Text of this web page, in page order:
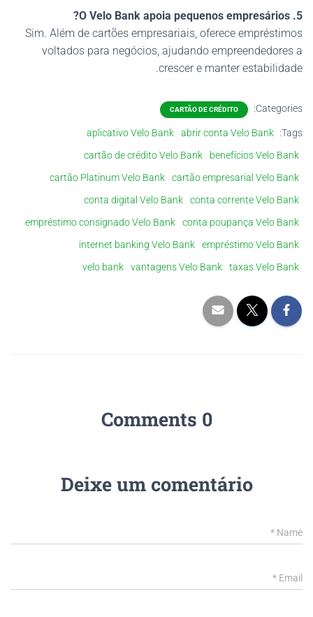
5. O Velo Bank apoia pequenos empresários?
Sim. Além de cartões empresariais, oferece empréstimos
voltados para negócios, ajudando empreendedores a
crescer e manter estabilidade.
Categories:
CARTÃO DE CRÉDITO
Tags:
abrir conta Velo Bank
aplicativo Velo Bank
benefícios Velo Bank
cartão de crédito Velo Bank
cartão empresarial Velo Bank
cartão Platinum Velo Bank
conta corrente Velo Bank
conta digital Velo Bank
conta poupança Velo Bank
empréstimo consignado Velo Bank
empréstimo Velo Bank
internet banking Velo Bank
taxas Velo Bank
vantagens Velo Bank
velo bank
0 Comments
Deixe um comentário
Name
*
Email
*